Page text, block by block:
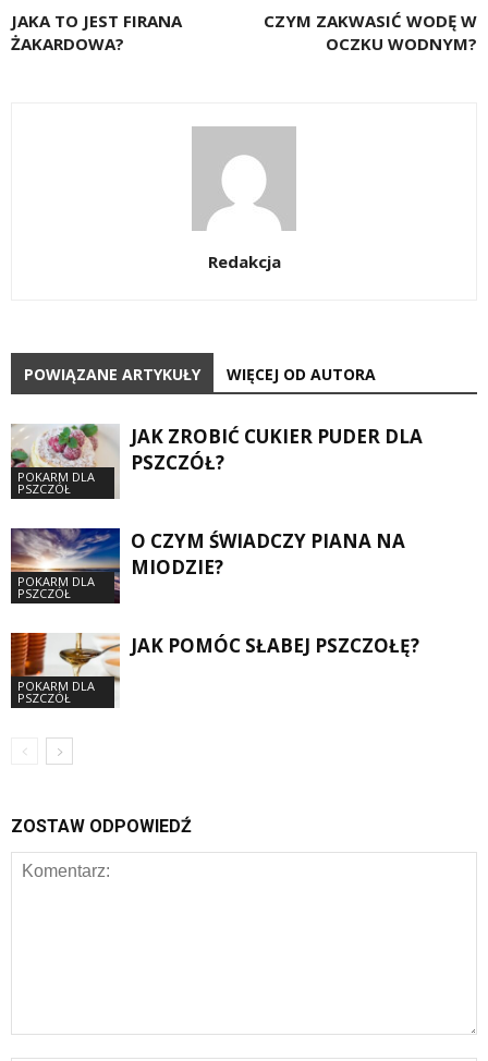
JAKA TO JEST FIRANA
ŻAKARDOWA?
CZYM ZAKWASIĆ WODĘ W
OCZKU WODNYM?
Redakcja
POWIĄZANE ARTYKUŁY WIĘCEJ OD AUTORA
POKARM DLA
PSZCZÓŁ
JAK ZROBIĆ CUKIER PUDER DLA
PSZCZÓŁ?
POKARM DLA
PSZCZÓŁ
O CZYM ŚWIADCZY PIANA NA
MIODZIE?
POKARM DLA
PSZCZÓŁ
JAK POMÓC SŁABEJ PSZCZOŁĘ?
ZOSTAW ODPOWIEDŹ